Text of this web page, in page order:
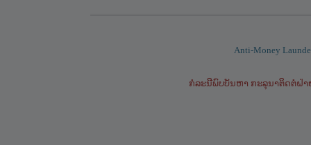
Anti-Money
ກໍລະນີພົບບັນຫາ ກະລຸນາຕິດຕໍ່ຝ່າ